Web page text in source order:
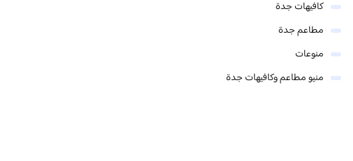
كافيهات جدة
مطاعم جدة
منوعات
منيو مطاعم وكافيهات جدة